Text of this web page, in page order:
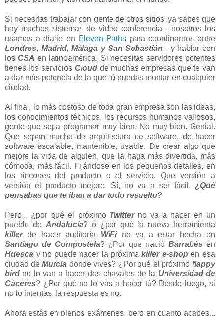
Si necesitas trabajar con gente de otros sitios, ya sabes que
hay muchos sistemas de video conferencia - nosotros los
usamos a diario en Eleven Paths para coordinarnos entre
Londres, Madrid, Málaga y San Sebastián - y hablar con
losCSA en latinoamérica. Si necesitas servidores potentes
tienes los servicios Cloud de muchas empresas que te van
a dar más potencia de la que tú puedas montar en cualquier
ciudad.
Al final, lo más costoso de toda gran empresa son las ideas,
los conocimientos técnicos, los recursos humanos valiosos,
gente que sepa programar muy bien. No muy bien. Genial.
Que sepan mucho de arquitectura de software, de hacer
software escalable, mantenible, usable. De crear algo que
mejore la vida de alguien, que la haga más divertida, más
cómoda, más fácil. Fijándose en los pequeños detalles, en
los rincones del producto o el servicio. Que versión a
versión el producto mejore. Sí, no va a ser fácil. ¿Qué
pensabas que te iban a dar todo resuelto?
Pero... ¿por qué el próximo Twitterno va a nacer en un
pueblo de Andalucía? o ¿por qué la nueva herramienta
killerde hacer auditoría WiFino va a estar hecha en
Santiago de Compostela? ¿Por que nació Barrabés en
Huesca y no puede nacer la próximakiller e-shopen esa
ciudad deMurcia donde vives? ¿Por qué el próximoflappy
bird no lo van a hacer dos chavales de la Universidad de
Cáceres? ¿Por qué no lo vas a hacer tú? Desde luego, si
no lo intentas, la respuesta es no.
Ahora estás en plenos exámenes, pero en cuanto acabes...